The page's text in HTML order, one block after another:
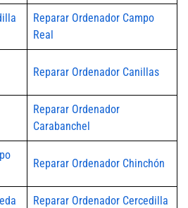
Reparar Ordenador Campo
Real
Reparar Ordenador Canillas
Reparar Ordenador
Carabanchel
Reparar Ordenador Chinchón
Reparar Ordenador Cercedilla